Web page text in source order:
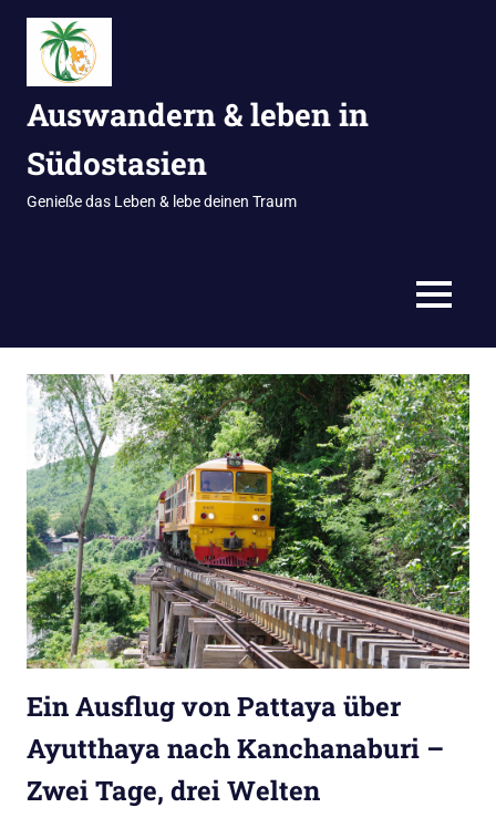
Zum
Inhalt
springen
Auswandern & leben in
Südostasien
Genieße das Leben & lebe deinen Traum
MENÜ
Ein Ausflug von Pattaya über
Ayutthaya nach Kanchanaburi –
Zwei Tage, drei Welten